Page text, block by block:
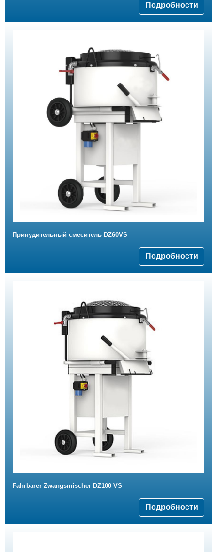
Подробности
Принудительный смеситель DZ60VS
Подробности
Fahrbarer Zwangsmischer DZ100 VS
Подробности